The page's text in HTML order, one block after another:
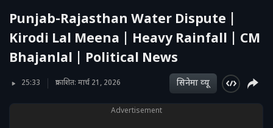
Punjab-Rajasthan Water Dispute |
Kirodi Lal Meena | Heavy Rainfall | CM
Bhajanlal | Political News
25:33 प्रकाशित: मार्च 21, 2026 सिनेमा व्‍यू
Advertisement